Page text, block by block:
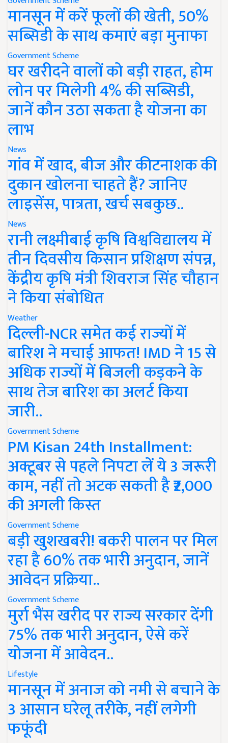
मानसून में करें फूलों की खेती, 50%
सब्सिडी के साथ कमाएं बड़ा मुनाफा
Government Scheme
घर खरीदने वालों को बड़ी राहत, होम
लोन पर मिलेगी 4% की सब्सिडी,
जानें कौन उठा सकता है योजना का
लाभ
News
गांव में खाद, बीज और कीटनाशक की
दुकान खोलना चाहते हैं? जानिए
लाइसेंस, पात्रता, खर्च सबकुछ..
News
रानी लक्ष्मीबाई कृषि विश्वविद्यालय में
तीन दिवसीय किसान प्रशिक्षण संपन्न,
केंद्रीय कृषि मंत्री शिवराज सिंह चौहान
ने किया संबोधित
Weather
दिल्ली-NCR समेत कई राज्यों में
बारिश ने मचाई आफत! IMD ने 15 से
अधिक राज्यों में बिजली कड़कने के
साथ तेज बारिश का अलर्ट किया
जारी..
Government Scheme
PM Kisan 24th Installment:
अक्टूबर से पहले निपटा लें ये 3 जरूरी
काम, नहीं तो अटक सकती है ₹2,000
की अगली किस्त
Government Scheme
बड़ी खुशखबरी! बकरी पालन पर मिल
रहा है 60% तक भारी अनुदान, जानें
आवेदन प्रक्रिया..
Government Scheme
मुर्रा भैंस खरीद पर राज्य सरकार देंगी
75% तक भारी अनुदान, ऐसे करें
योजना में आवेदन..
Lifestyle
मानसून में अनाज को नमी से बचाने के
3 आसान घरेलू तरीके, नहीं लगेगी
फफूंदी